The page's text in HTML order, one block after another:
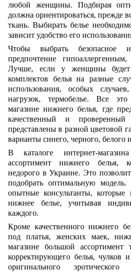
любой женщины. Подбирая
должна ориентироваться, прежде
ткань. Выбирать белье
зависит удобство его
Чтобы выбрать безопасное
предпочтение
Лучше, если у женщины будет
комплектов белья на разные
использования, особых
нагрузок, термобелье. Все
магазине нижнего белья, где
качественный и проверенный
представлены в разной цветовой
варианты синего, черного, белого
В каталоге интернет-
ассортимент нижнего белья,
недорого в Украине. Это
подобрать оптимальную
опытные консультанты,
нижнее белье, учитывая
каждого.
Кроме качественного нижнего
под платья, женских маек,
магазине большой ассортимент
корректирующего белья, чулков
оригинального